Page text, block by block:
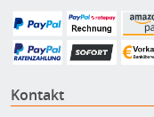
Kontakt